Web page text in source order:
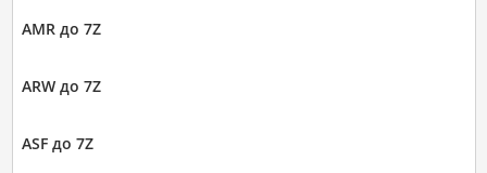
AMR до 7Z
ARW до 7Z
ASF до 7Z